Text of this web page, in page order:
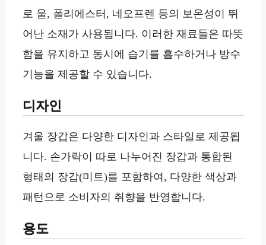
로 울, 폴리에스터, 네오프렌 등의 보온성이 뛰
어난 소재가 사용됩니다. 이러한 재료들은 따뜻
함을 유지하고 동시에 습기를 흡수하거나 방수
기능을 제공할 수 있습니다.
디자인
겨울 장갑은 다양한 디자인과 스타일로 제공됩
니다. 손가락이 따로 나누어진 장갑과 통합된
형태의 장갑(미트)를 포함하여, 다양한 색상과
패턴으로 소비자의 취향을 반영합니다.
용도